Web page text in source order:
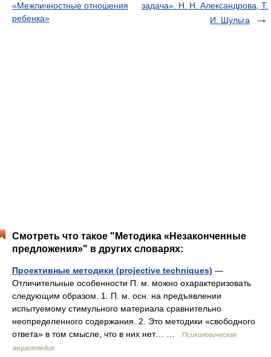
«Межличностные отношения
ребенка»
задача». Н. Н. Александрова, Т.
И. Шульга
Смотреть что такое "Методика «Незаконченные
предложения»" в других словарях:
Проективные методики (projective techniques) —
Отличительные особенности П. м. можно охарактеризовать
следующим образом. 1. П. м. осн. на предъявлении
испытуемому стимульного материала сравнительно
неопределенного содержания. 2. Это методики «свободного
ответа» в том смысле, что в них нет… …
Психологическая
энциклопедия